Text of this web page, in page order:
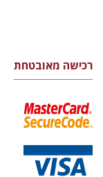
רכישה מאובטחת